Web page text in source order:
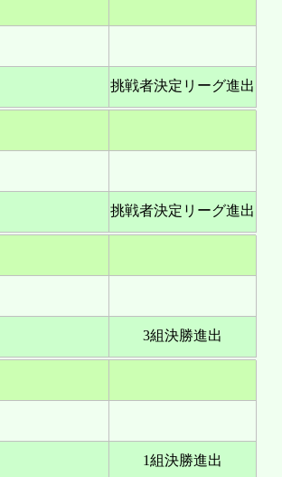
挑戦者決定リーグ進出
挑戦者決定リーグ進出
3組決勝進出
1組決勝進出